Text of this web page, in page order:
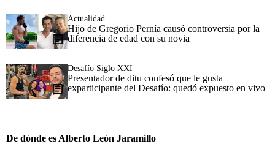
Actualidad
Hijo de Gregorio Pernía causó controversia por la
diferencia de edad con su novia
Desafío Siglo XXI
Presentador de ditu confesó que le gusta
exparticipante del Desafío: quedó expuesto en vivo
De dónde es Alberto León Jaramillo